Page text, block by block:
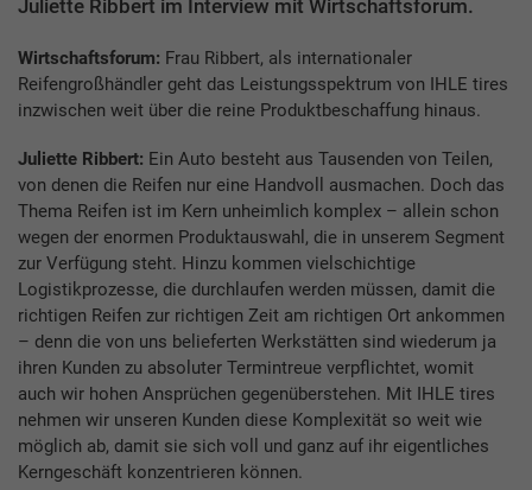
Juliette Ribbert im Interview mit Wirtschaftsforum.
Wirtschaftsforum: Frau Ribbert, als internationaler
Reifengroßhändler geht das Leistungsspektrum von IHLE tires
inzwischen weit über die reine Produktbeschaffung hinaus.
Juliette Ribbert: Ein Auto besteht aus Tausenden von Teilen,
von denen die Reifen nur eine Handvoll ausmachen. Doch das
Thema Reifen ist im Kern unheimlich komplex – allein schon
wegen der enormen Produktauswahl, die in unserem Segment
zur Verfügung steht. Hinzu kommen vielschichtige
Logistikprozesse, die durchlaufen werden müssen, damit die
richtigen Reifen zur richtigen Zeit am richtigen Ort ankommen
– denn die von uns belieferten Werkstätten sind wiederum ja
ihren Kunden zu absoluter Termintreue verpflichtet, womit
auch wir hohen Ansprüchen gegenüberstehen. Mit IHLE tires
nehmen wir unseren Kunden diese Komplexität so weit wie
möglich ab, damit sie sich voll und ganz auf ihr eigentliches
Kerngeschäft konzentrieren können.